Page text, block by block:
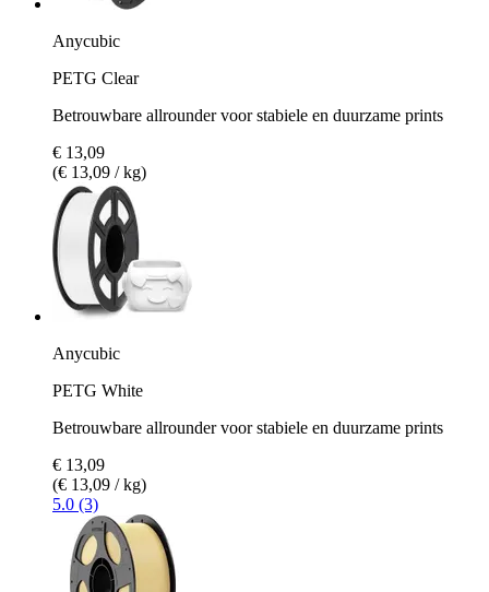
Anycubic
PETG Clear
Betrouwbare allrounder voor stabiele en duurzame prints
€ 13,09
(€ 13,09 / kg)
Anycubic
PETG White
Betrouwbare allrounder voor stabiele en duurzame prints
€ 13,09
(€ 13,09 / kg)
5.0 (3)